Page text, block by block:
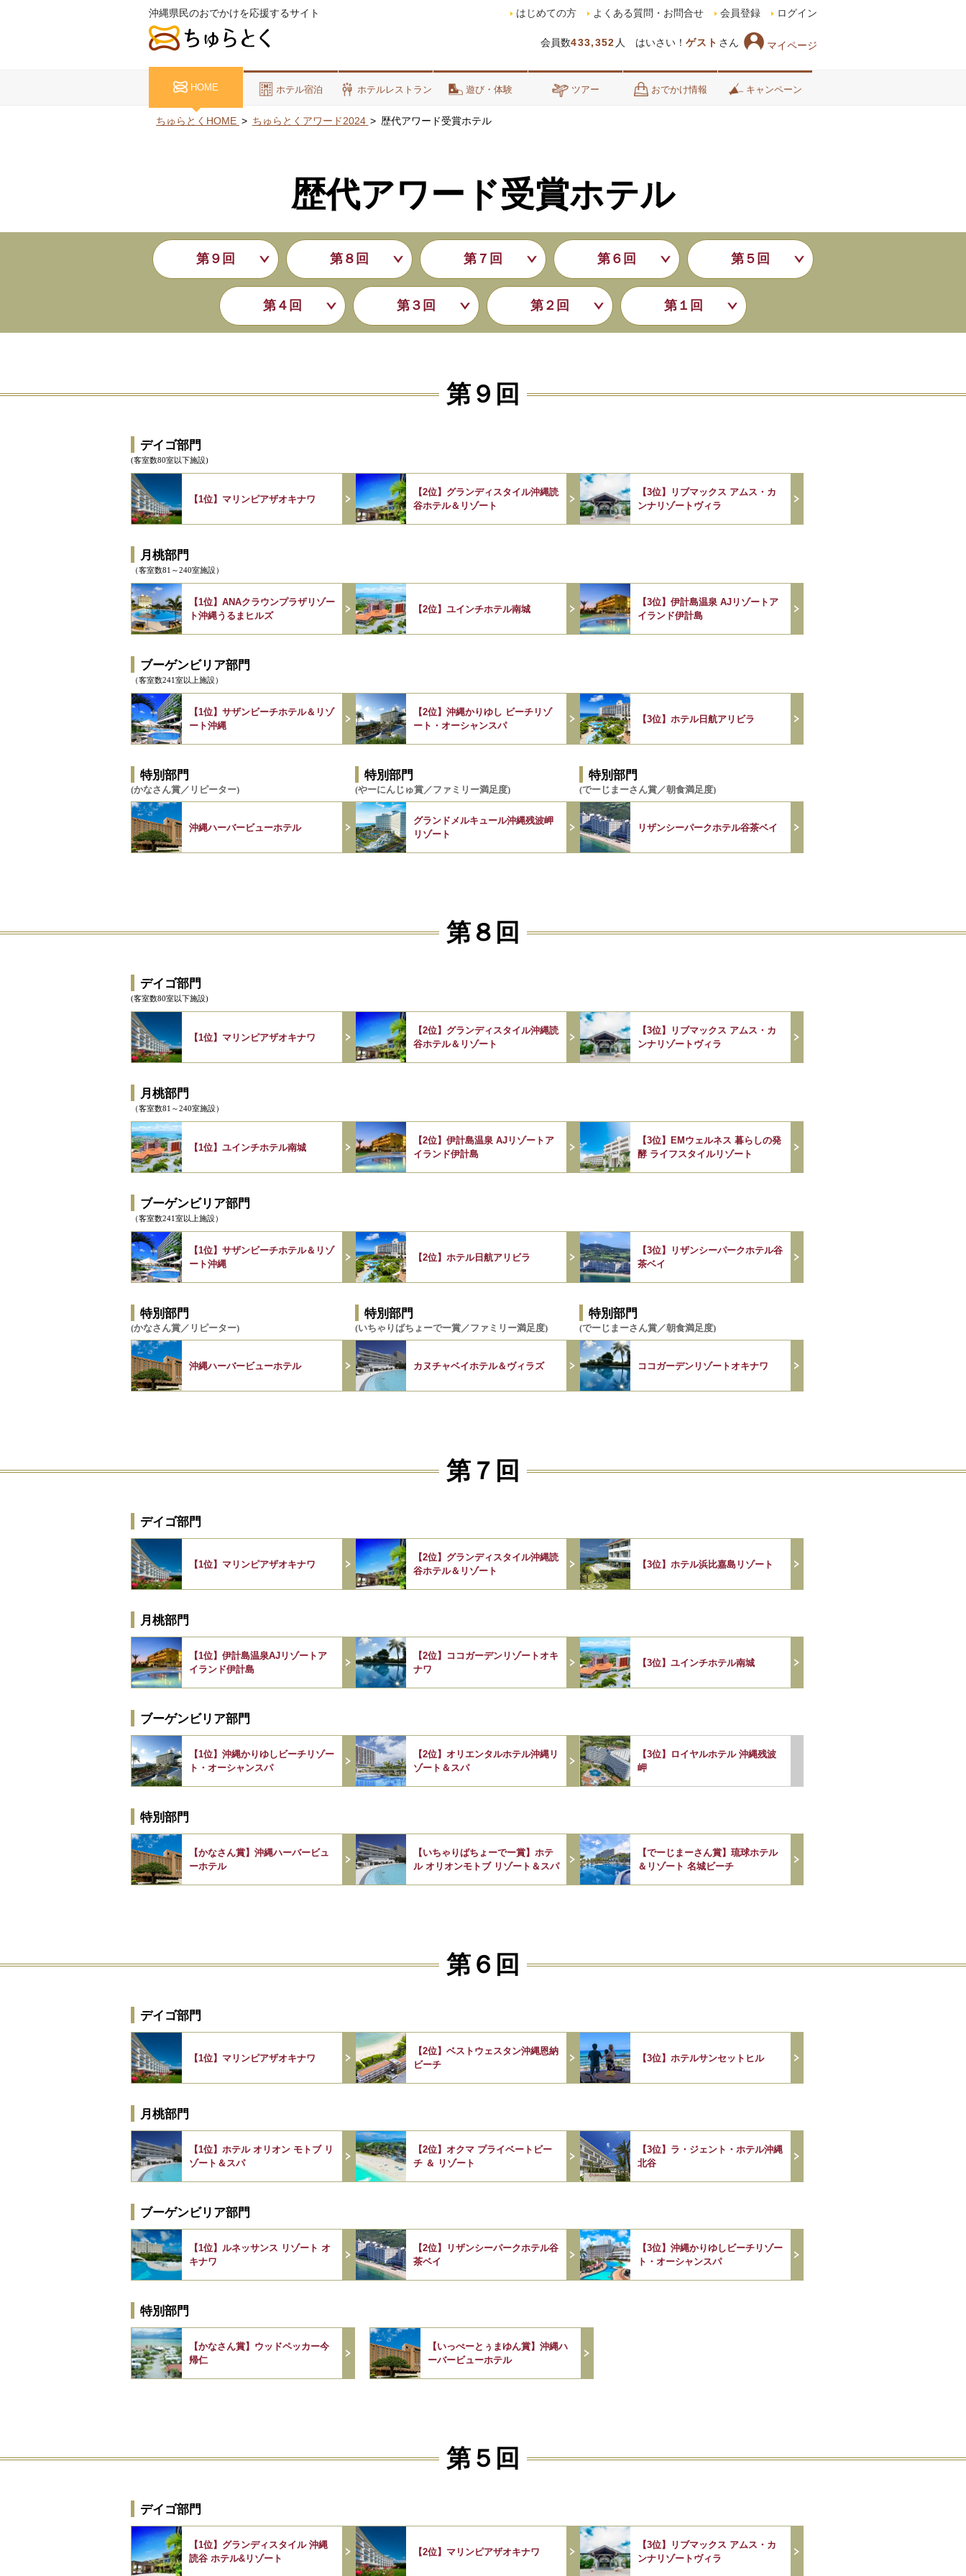
沖縄県民のおでかけを応援するサイト
会員数433,352 人 はいさい！ ゲスト さん マイページ
はじめての方 よくある質問・お問合せ 会員登録 ログイン
HOME ホテル宿泊 ホテルレストラン 遊び・体験 ツアー おでかけ情報 キャンペーン
ちゅらとくHOME ちゅらとくアワード2024 歴代アワード受賞ホテル
歴代アワード受賞ホテル
第９回 第８回 第７回 第６回 第５回
第４回 第３回 第２回 第１回
第９回
デイゴ部門
(客室数80室以下施設)
【1位】マリンピアザオキナワ
【2位】グランディスタイル沖縄読
谷ホテル＆リゾート
【3位】リブマックス アムス・カ
ンナリゾートヴィラ
月桃部門
（客室数81～240室施設）
【1位】ANAクラウンプラザリゾー
ト沖縄うるまヒルズ
【2位】ユインチホテル南城
【3位】伊計島温泉 AJリゾートア
イランド伊計島
ブーゲンビリア部門
（客室数241室以上施設）
【1位】サザンビーチホテル＆リゾ
ート沖縄
【2位】沖縄かりゆし ビーチリゾ
ート・オーシャンスパ
【3位】ホテル日航アリビラ
特別部門
(かなさん賞／リピーター)
沖縄ハーバービューホテル
特別部門
(やーにんじゅ賞／ファミリー満足度)
グランドメルキュール沖縄残波岬
リゾート
特別部門
(でーじまーさん賞／朝食満足度)
リザンシーパークホテル谷茶ベイ
第８回
デイゴ部門
(客室数80室以下施設)
【1位】マリンピアザオキナワ
【2位】グランディスタイル沖縄読
谷ホテル＆リゾート
【3位】リブマックス アムス・カ
ンナリゾートヴィラ
月桃部門
（客室数81～240室施設）
【1位】ユインチホテル南城
【2位】伊計島温泉 AJリゾートア
イランド伊計島
【3位】EMウェルネス 暮らしの発
酵 ライフスタイルリゾート
ブーゲンビリア部門
（客室数241室以上施設）
【1位】サザンビーチホテル＆リゾ
ート沖縄
【2位】ホテル日航アリビラ
【3位】リザンシーパークホテル谷
茶ベイ
特別部門
(かなさん賞／リピーター)
沖縄ハーバービューホテル
特別部門
(いちゃりばちょーでー賞／ファミリー満足度)
カヌチャベイホテル＆ヴィラズ
特別部門
(でーじまーさん賞／朝食満足度)
ココガーデンリゾートオキナワ
第７回
デイゴ部門
【1位】マリンピアザオキナワ
【2位】グランディスタイル沖縄読
谷ホテル＆リゾート
【3位】ホテル浜比嘉島リゾート
月桃部門
【1位】伊計島温泉AJリゾートア
イランド伊計島
【2位】ココガーデンリゾートオキ
ナワ
【3位】ユインチホテル南城
ブーゲンビリア部門
【1位】沖縄かりゆしビーチリゾー
ト・オーシャンスパ
【2位】オリエンタルホテル沖縄リ
ゾート＆スパ
【3位】ロイヤルホテル 沖縄残波
岬
特別部門
【かなさん賞】沖縄ハーバービュ
ーホテル
【いちゃりばちょーでー賞】ホテ
ル オリオンモトブ リゾート＆スパ
【でーじまーさん賞】琉球ホテル
＆リゾート 名城ビーチ
第６回
デイゴ部門
【1位】マリンピアザオキナワ
【2位】ベストウェスタン沖縄恩納
ビーチ
【3位】ホテルサンセットヒル
月桃部門
【1位】ホテル オリオン モトブ リ
ゾート＆スパ
【2位】オクマ プライベートビー
チ ＆ リゾート
【3位】ラ・ジェント・ホテル沖縄
北谷
ブーゲンビリア部門
【1位】ルネッサンス リゾート オ
キナワ
【2位】リザンシーパークホテル谷
茶ベイ
【3位】沖縄かりゆしビーチリゾー
ト・オーシャンスパ
特別部門
【かなさん賞】ウッドペッカー今
帰仁
【いっぺーとぅまゆん賞】沖縄ハ
ーバービューホテル
第５回
デイゴ部門
【1位】グランディスタイル 沖縄
読谷 ホテル&リゾート
【2位】マリンピアザオキナワ
【3位】リブマックス アムス・カ
ンナリゾートヴィラ